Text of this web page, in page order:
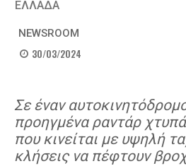
ΕΛΛΑΔΑ
NEWSROOM
30/03/2024
Σε έναν
προηγμένα ραντάρ
που κινείται με υψηλή
κλήσεις να πέφτουν